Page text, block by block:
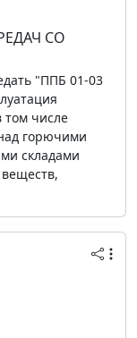
СО
"ППБ 01-03
том числе
горючими
складами